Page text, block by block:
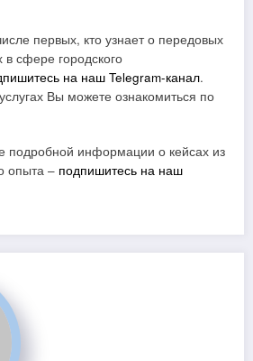
первых, кто узнает о передовых
в сфере городского
на наш Telegram-канал.
Вы можете ознакомиться по
подробной информации о кейсах из
опыта – подпишитесь на наш